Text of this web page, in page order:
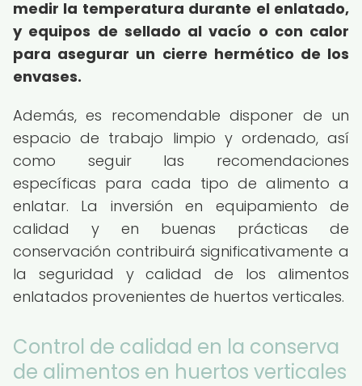
medir la temperatura durante el enlatado,
y equipos de sellado al vacío o con calor
para asegurar un cierre hermético de los
envases.
Además, es recomendable disponer de un
espacio de trabajo limpio y ordenado, así
como seguir las recomendaciones
específicas para cada tipo de alimento a
enlatar. La inversión en equipamiento de
calidad y en buenas prácticas de
conservación contribuirá significativamente a
la seguridad y calidad de los alimentos
enlatados provenientes de huertos verticales.
Control de calidad en la conserva
de alimentos en huertos verticales